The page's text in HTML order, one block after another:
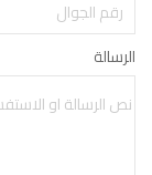
الرسالة